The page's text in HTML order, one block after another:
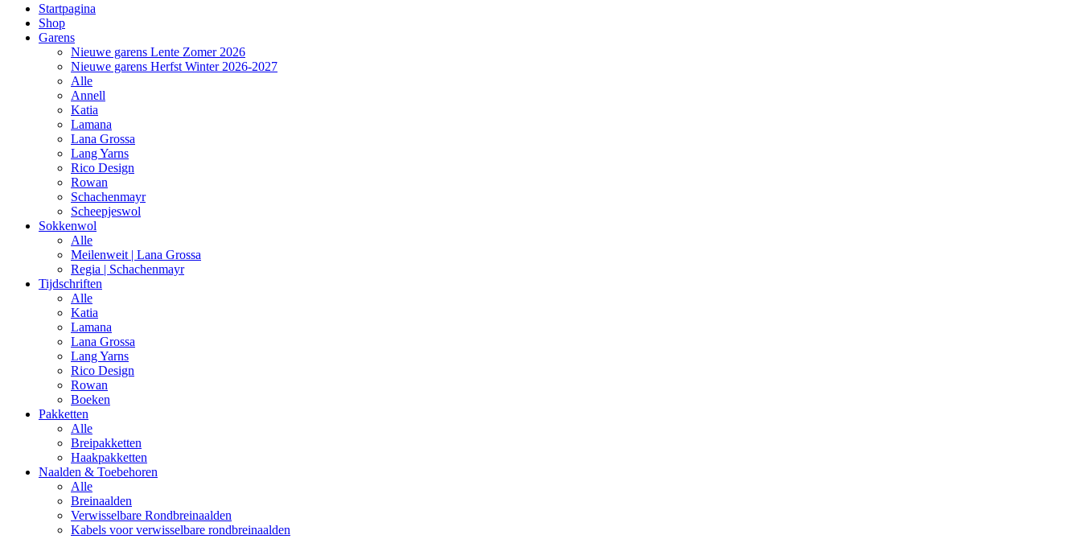
Startpagina
Shop
Garens
Nieuwe garens Lente Zomer 2026
Nieuwe garens Herfst Winter 2026-2027
Alle
Annell
Katia
Lamana
Lana Grossa
Lang Yarns
Rico Design
Rowan
Schachenmayr
Scheepjeswol
Sokkenwol
Alle
Meilenweit | Lana Grossa
Regia | Schachenmayr
Tijdschriften
Alle
Katia
Lamana
Lana Grossa
Lang Yarns
Rico Design
Rowan
Boeken
Pakketten
Alle
Breipakketten
Haakpakketten
Naalden & Toebehoren
Alle
Breinaalden
Verwisselbare Rondbreinaalden
Kabels voor verwisselbare rondbreinaalden